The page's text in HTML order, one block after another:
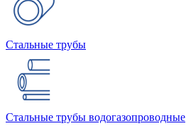
Стальные трубы
Стальные трубы водогазопроводные